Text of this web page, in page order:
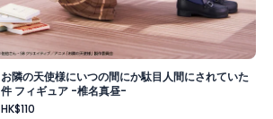
お隣の天使様にいつの間にか駄目人間にされていた
件 フィギュア -椎名真昼-
HK$110